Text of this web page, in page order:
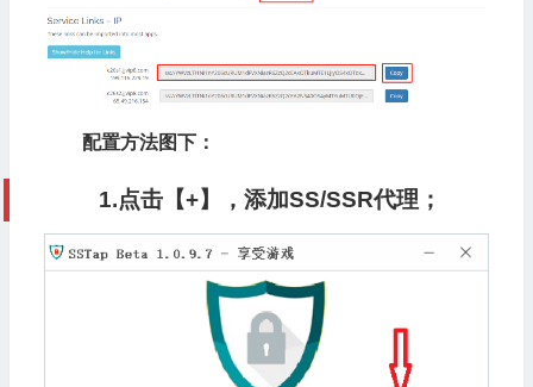
配置方法图下：
1.点击【+】，添加SS/SSR代理；